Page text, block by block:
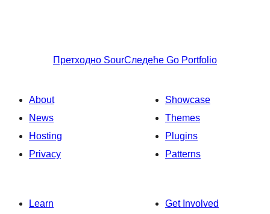
Претходно SourСледеће Go Portfolio
About
News
Hosting
Privacy
Showcase
Themes
Plugins
Patterns
Learn
Get Involved